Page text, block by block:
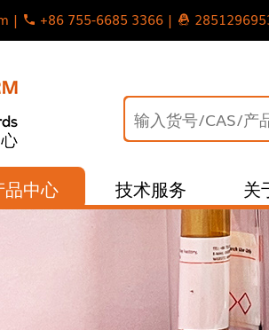
| +86 755-6685 3366 |
品中心 技术服务 关